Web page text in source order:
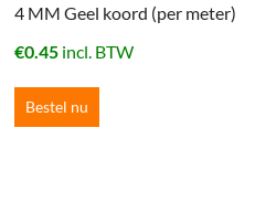
4 MM Geel koord (per meter)
€0.45 incl. BTW
Bestel nu